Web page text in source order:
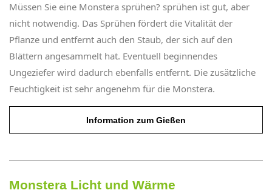
Müssen Sie eine Monstera sprühen? sprühen ist gut, aber
nicht notwendig. Das Sprühen fördert die Vitalität der
Pflanze und entfernt auch den Staub, der sich auf den
Blättern angesammelt hat. Eventuell beginnendes
Ungeziefer wird dadurch ebenfalls entfernt. Die zusätzliche
Feuchtigkeit ist sehr angenehm für die Monstera.
Information zum Gießen
Monstera Licht und Wärme